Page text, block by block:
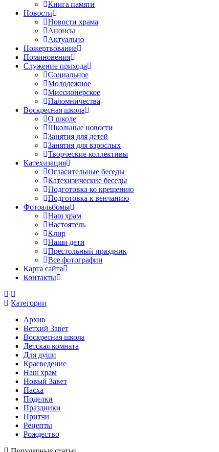
Книга памяти
Новости
Новости храма
Анонсы
Актуально
Пожертвование
Поминовения
Служение прихода
Социальное
Молодежное
Миссионерское
Паломничества
Воскресная школа
О школе
Школьные новости
Занятия для детей
Занятия для взрослых
Творческие коллективы
Катехизация
Огласительные беседы
Катехизические беседы
Подготовка ко крещению
Подготовка к венчанию
Фотоальбомы
Наш храм
Настоятель
Клир
Наши дети
Престольный праздник
Все фотографии
Карта сайта
Контакты
Категории
Архив
Ветхий Завет
Воскресная школа
Детская комната
Для души
Краеведение
Наш храм
Новый Завет
Пасха
Поделки
Праздники
Притчи
Рецепты
Рождество